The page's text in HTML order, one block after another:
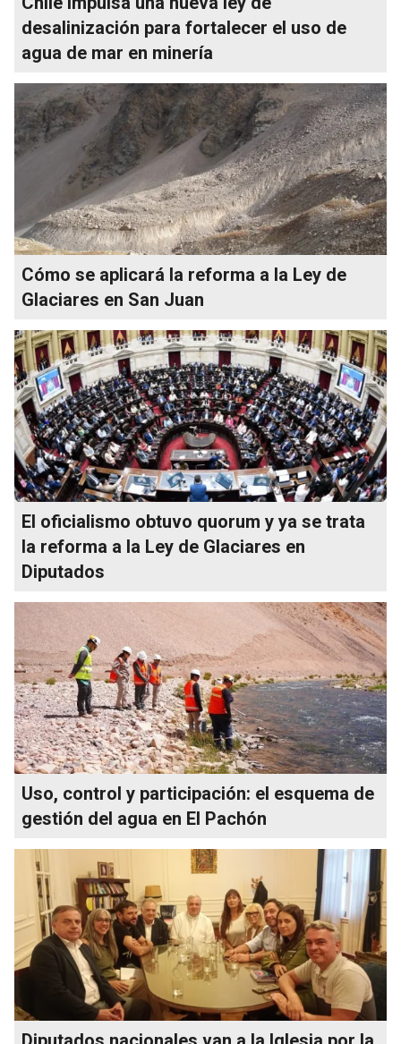
desalinización para fortalecer el uso de
agua de mar en minería
Cómo se aplicará la reforma a la Ley de
Glaciares en San Juan
El oficialismo obtuvo quorum y ya se trata
la reforma a la Ley de Glaciares en
Diputados
Uso, control y participación: el esquema de
gestión del agua en El Pachón